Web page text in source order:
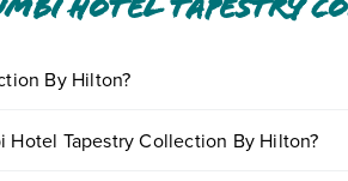
Hotel Tapestry
By Hilton?
e descrizione".
Tapestry Collection By Hilton?